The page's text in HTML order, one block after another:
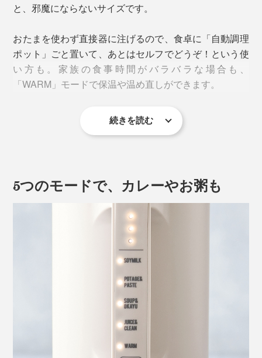
完成までは30分前後。火を使わないから、安心してその
場を離れられるのがいいところ。その間、家事や子ども
の世話をしたり、身支度を整えたり、自由に時間を使え
しかも、日頃不足しがちな野菜をたっぷり、おいしく摂
れて、手抜き感はゼロ。毎日の食事作りはもちろん、離
と、邪魔にならないサイズです。
おたまを使わず直接器に注げるので、食卓に「自動調理
ポット」ごと置いて、あとはセルフでどうぞ！という使
い方も。家族の食事時間がバラバラな場合も、
「WARM」モードで保温や温め直しができます。
カラーは、「クリームホワイト」と「ナチュラルブラッ
続きを読む
5つのモードで、カレーやお粥も